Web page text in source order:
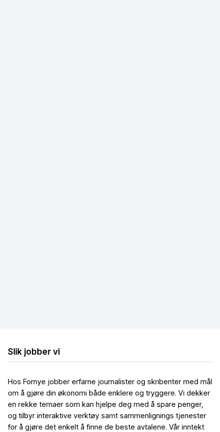
Slik jobber vi
Hos Fornye jobber erfarne journalister og skribenter med mål
om å gjøre din økonomi både enklere og tryggere. Vi dekker
en rekke temaer som kan hjelpe deg med å spare penger,
og tilbyr interaktive verktøy samt sammenlignings tjenester
for å gjøre det enkelt å finne de beste avtalene. Vår inntekt